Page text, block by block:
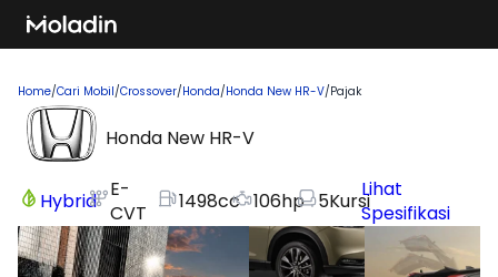
Home/Cari Mobil/Crossover/Honda/Honda New HR-V/Pajak
Honda New HR-V
Hybrid E-
CVT
1498cc 106hp 5KursiLihat
Spesifikasi